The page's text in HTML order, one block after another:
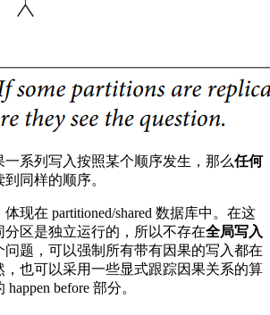
系列写入按照某个顺序发生，那么任何
同样的顺序。
现在 partitioned/shared 数据库中。在这
区是独立运行的，所以不存在全局写入
问题，可以强制所有带有因果的写入都在
，也可以采用一些显式跟踪因果关系的算
before 部分。